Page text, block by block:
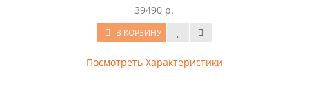
39490 р.
В КОРЗИНУ
Посмотреть Характеристики